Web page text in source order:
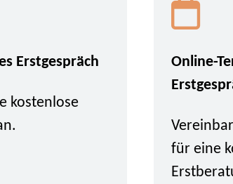
Erstgespräch
kostenlose
Online-
für eine